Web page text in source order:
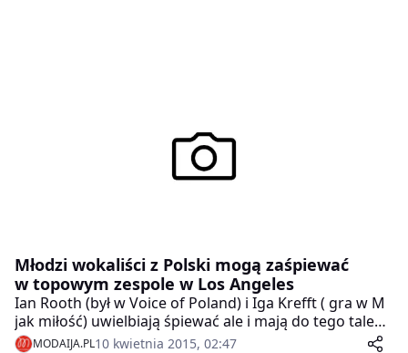
Młodzi wokaliści z Polski mogą zaśpiewać
w topowym zespole w Los Angeles
Ian Rooth (był w Voice of Poland) i Iga Krefft ( gra w M
jak miłość) uwielbiają śpiewać ale i mają do tego talent.
Zgłosili się do nowego, międzynarodowego konkursu
MODAIJA.PL10 kwietnia 2015, 02:47